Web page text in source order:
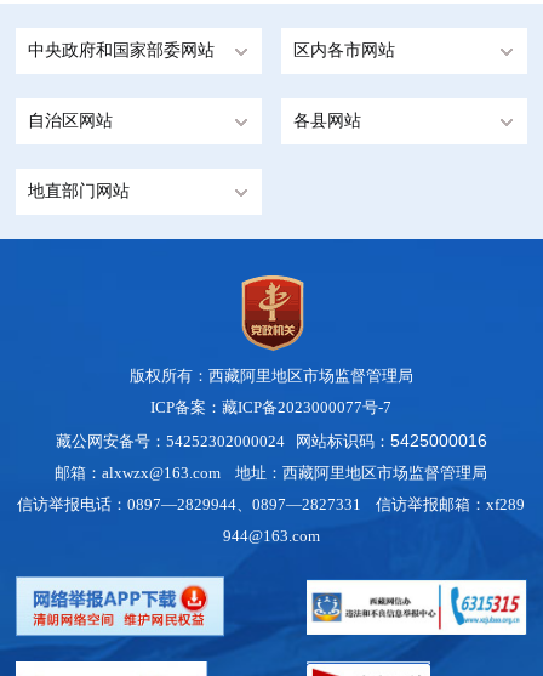
中央政府和国家部委网站 区内各市网站
自治区网站 各县网站
地直部门网站
版权所有：西藏阿里地区市场监督管理局
ICP备案：藏ICP备2023000077号-7
藏公网安备号：54252302000024 网站标识码： 5425000016
邮箱：alxwzx@163.com 地址：西藏阿里地区市场监督管理局
信访举报电话：0897—2829944、0897—2827331 信访举报邮箱：xf289
944@163.com